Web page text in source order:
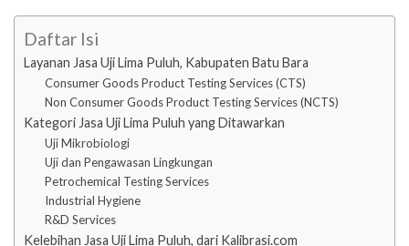
Daftar Isi
Layanan Jasa Uji Lima Puluh, Kabupaten Batu Bara
Consumer Goods Product Testing Services (CTS)
Non Consumer Goods Product Testing Services (NCTS)
Kategori Jasa Uji Lima Puluh yang Ditawarkan
Uji Mikrobiologi
Uji dan Pengawasan Lingkungan
Petrochemical Testing Services
Industrial Hygiene
R&D Services
Kelebihan Jasa Uji Lima Puluh, dari Kalibrasi.com